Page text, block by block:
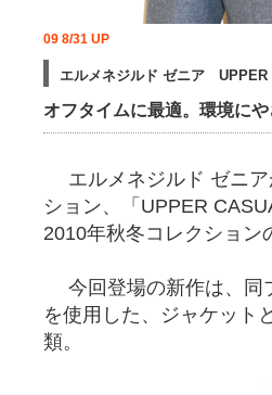
09 8/31 UP
エルメネジルド ゼニア
オフタイムに最適。環境に
エルメネジルド ゼニア
ション、「UPPER
2010年秋冬コレクション
今回登場の新作は、同
を使用した、ジャケット
類。